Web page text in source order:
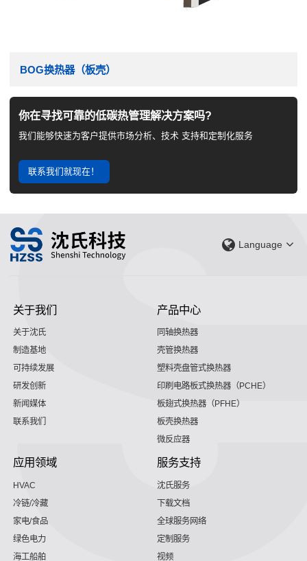
BOG换热器（板壳）
你在寻找可靠的低碳热管理解决方案吗?
我们能够快速为客户提供市场分析、技术 支持和定制化服务
联系我们就现在！
Language
关于我们
关于沈氏
制造基地
可持续发展
研发创新
新闻媒体
联系我们
产品中心
同轴换热器
壳管换热器
塑料壳盘管式换热器
印刷电路板式换热器（PCHE）
板翅式换热器（PFHE）
板壳换热器
微反应器
应用领域
HVAC
冷链/冷藏
家电/食品
绿色电力
海工船舶
服务支持
沈氏服务
下载文档
全球服务网络
定制服务
视频